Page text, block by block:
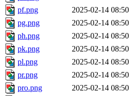
pf.png
2025-02-14 08:50
pg.png
2025-02-14 08:50
ph.png
2025-02-14 08:50
pk.png
2025-02-14 08:50
pl.png
2025-02-14 08:50
pr.png
2025-02-14 08:50
pro.png
2025-02-14 08:50